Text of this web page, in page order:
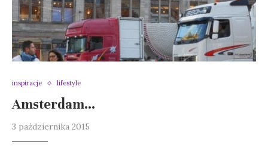
inspiracje lifestyle
Amsterdam…
3 października 2015